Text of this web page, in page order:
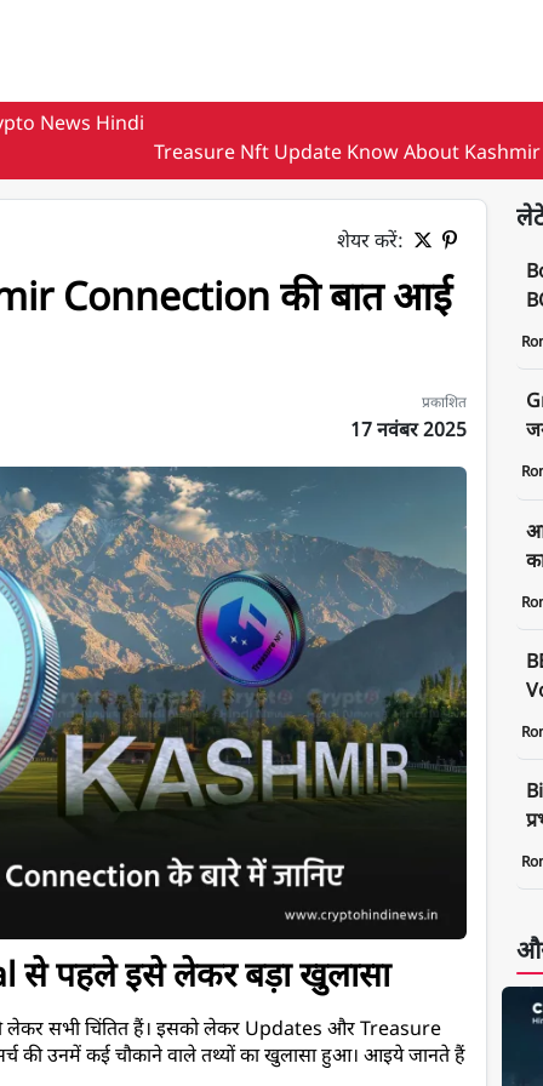
News Hindi
Treasure Nft Update Know About
शेयर करें:
Connection की बात आई
प्रकाशित
17 नवंबर 2025
से पहले इसे लेकर बड़ा खुलासा
सभी चिंतित हैं। इसको लेकर Updates और Treasure
की उनमें कई चौकाने वाले तथ्यों का खुलासा हुआ। आइये जानते हैं